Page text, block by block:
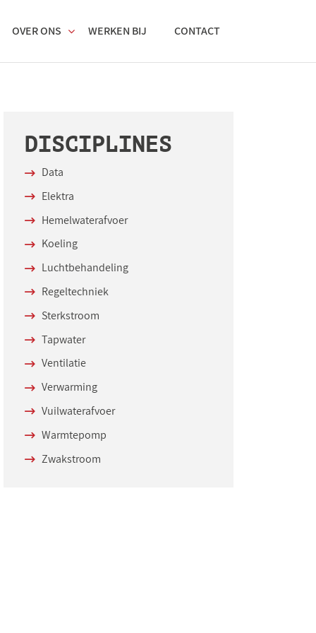
OVER ONS WERKEN BIJ CONTACT
DISCIPLINES
Data
Elektra
Hemelwaterafvoer
Koeling
Luchtbehandeling
Regeltechniek
Sterkstroom
Tapwater
Ventilatie
Verwarming
Vuilwaterafvoer
Warmtepomp
Zwakstroom